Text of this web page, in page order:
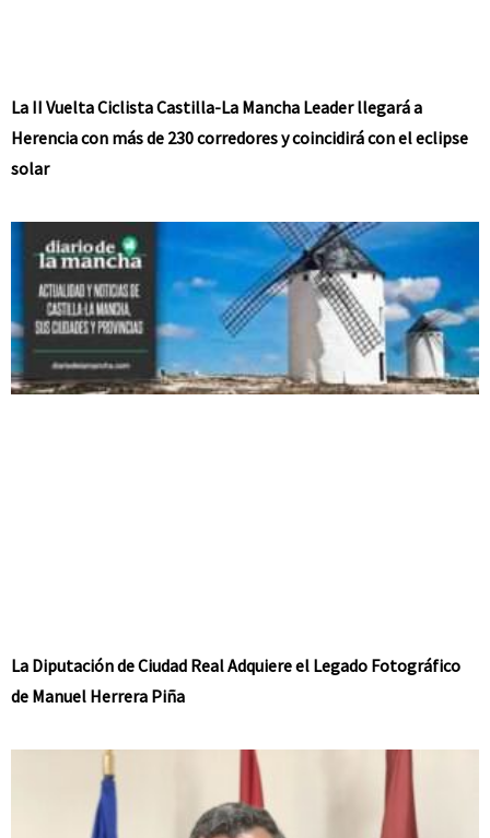
La II Vuelta Ciclista Castilla-La Mancha Leader llegará a
Herencia con más de 230 corredores y coincidirá con el eclipse
solar
La Diputación de Ciudad Real Adquiere el Legado Fotográfico
de Manuel Herrera Piña